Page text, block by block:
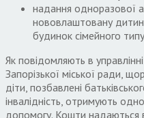
надання одноразової
нововлаштовану
будинок сімейного
Як повідомляють в
Запорізької міської ради,
діти, позбавлені
інвалідність, отримують
допомогу. Кошти надаються